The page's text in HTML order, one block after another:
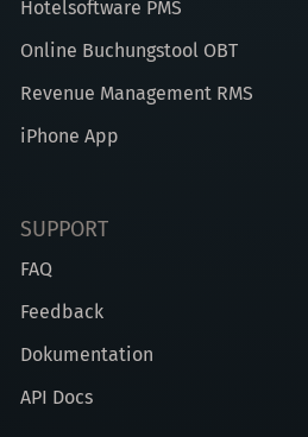
Hotelsoftware PMS
Online Buchungstool OBT
Revenue Management RMS
iPhone App
SUPPORT
FAQ
Feedback
Dokumentation
API Docs